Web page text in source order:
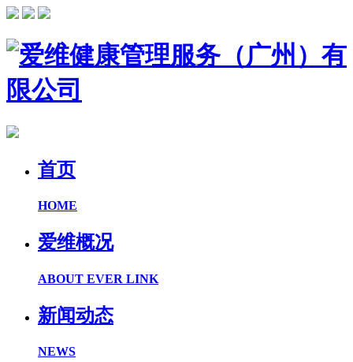
首页
HOME
爱维概况
ABOUT EVER LINK
新闻动态
NEWS